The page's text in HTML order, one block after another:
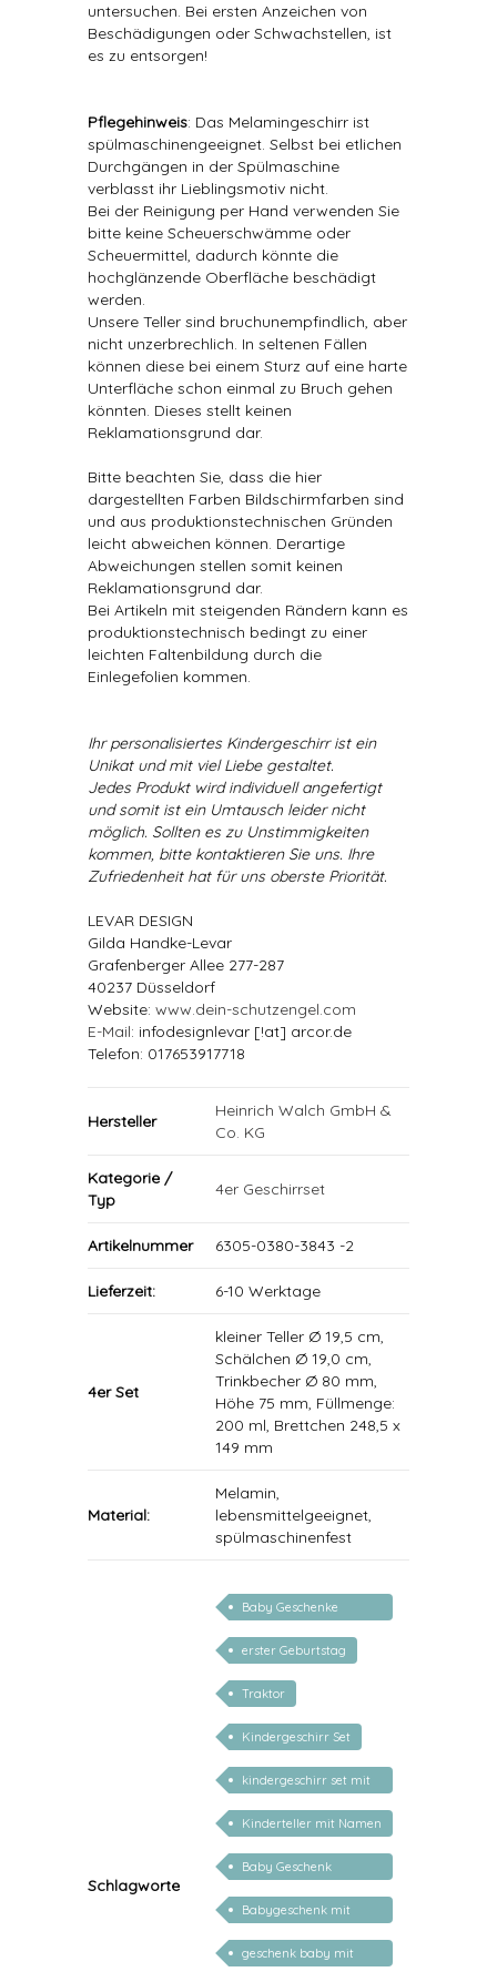
untersuchen. Bei ersten Anzeichen von
Beschädigungen oder Schwachstellen, ist
es zu entsorgen!
Pflegehinweis: Das Melamingeschirr ist
spülmaschinengeeignet. Selbst bei etlichen
Durchgängen in der Spülmaschine
verblasst ihr Lieblingsmotiv nicht.
Bei der Reinigung per Hand verwenden Sie
bitte keine Scheuerschwämme oder
Scheuermittel, dadurch könnte die
hochglänzende Oberfläche beschädigt
werden.
Unsere Teller sind bruchunempfindlich, aber
nicht unzerbrechlich. In seltenen Fällen
können diese bei einem Sturz auf eine harte
Unterfläche schon einmal zu Bruch gehen
könnten. Dieses stellt keinen
Reklamationsgrund dar.
Bitte beachten Sie, dass die hier
dargestellten Farben Bildschirmfarben sind
und aus produktionstechnischen Gründen
leicht abweichen können. Derartige
Abweichungen stellen somit keinen
Reklamationsgrund dar.
Bei Artikeln mit steigenden Rändern kann es
produktionstechnisch bedingt zu einer
leichten Faltenbildung durch die
Einlegefolien kommen.
Ihr personalisiertes Kindergeschirr ist ein
Unikat und mit viel Liebe gestaltet.
Jedes Produkt wird individuell angefertigt
und somit ist ein Umtausch leider nicht
möglich. Sollten es zu Unstimmigkeiten
kommen, bitte kontaktieren Sie uns. Ihre
Zufriedenheit hat für uns oberste Priorität.
LEVAR DESIGN
Gilda Handke-Levar
Grafenberger Allee 277-287
40237 Düsseldorf
Website: www.dein-schutzengel.com
E-Mail: infodesignlevar [!at] arcor.de
Telefon: 017653917718
Hersteller
Heinrich Walch GmbH &
Co. KG
Kategorie /
Typ
4er Geschirrset
Artikelnummer 6305-0380-3843 -2
Lieferzeit: 6-10 Werktage
4er Set
kleiner Teller Ø 19,5 cm,
Schälchen Ø 19,0 cm,
Trinkbecher Ø 80 mm,
Höhe 75 mm, Füllmenge:
200 ml, Brettchen 248,5 x
149 mm
Material:
Melamin,
lebensmittelgeeignet,
spülmaschinenfest
Schlagworte
Baby Geschenke
personalisierbar
erster Geburtstag
Traktor
Kindergeschirr Set
kindergeschirr set mit
gravur
Kinderteller mit Namen
personalisiert
Baby Geschenk
personalisiert
Babygeschenk mit
Name
geschenk baby mit